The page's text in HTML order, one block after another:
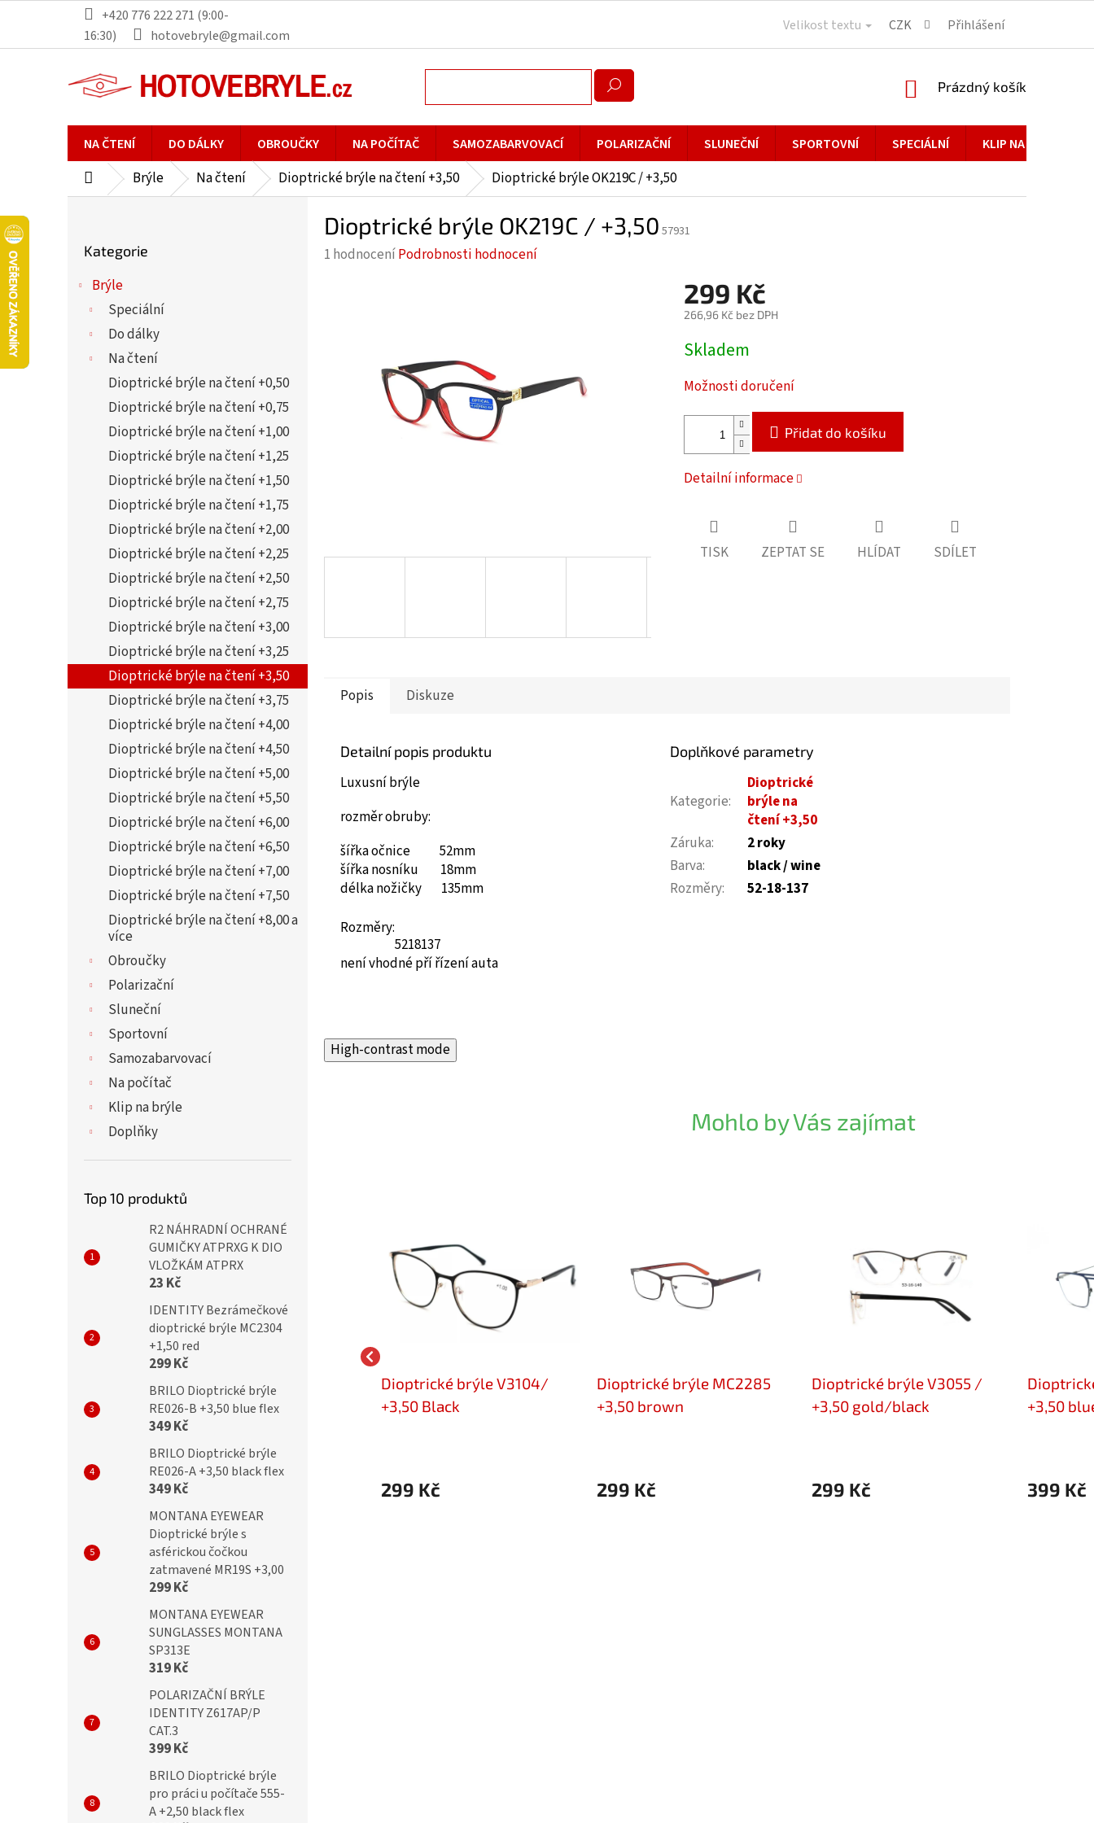
obsah
+420 776 222 271 (9:00-
16:30)
hotovebryle@gmail.com
Velikost textu CZK Přihlášení
NÁKUPNÍ
Prázdný košík
NA ČTENÍ DO DÁLKY OBROUČKY NA POČÍTAČ SAMOZABARVOVACÍ POLARIZAČNÍ SLUNEČNÍ SPORTOVNÍ SPECIÁLNÍ KLIP NA BRÝLE
DomůBrýle Na čtení Dioptrické brýle na čtení +3,50 Dioptrické brýle OK219C / +3,50
kategorie
Kategorie
Brýle
Speciální
Do dálky
Na čtení
Dioptrické brýle na čtení +0,50
Dioptrické brýle na čtení +0,75
Dioptrické brýle na čtení +1,00
Dioptrické brýle na čtení +1,25
Dioptrické brýle na čtení +1,50
Dioptrické brýle na čtení +1,75
Dioptrické brýle na čtení +2,00
Dioptrické brýle na čtení +2,25
Dioptrické brýle na čtení +2,50
Dioptrické brýle na čtení +2,75
Dioptrické brýle na čtení +3,00
Dioptrické brýle na čtení +3,25
Dioptrické brýle na čtení +3,50
Dioptrické brýle na čtení +3,75
Dioptrické brýle na čtení +4,00
Dioptrické brýle na čtení +4,50
Dioptrické brýle na čtení +5,00
Dioptrické brýle na čtení +5,50
Dioptrické brýle na čtení +6,00
Dioptrické brýle na čtení +6,50
Dioptrické brýle na čtení +7,00
Dioptrické brýle na čtení +7,50
Dioptrické brýle na čtení +8,00 a
více
Obroučky
Polarizační
Sluneční
Sportovní
Samozabarvovací
Na počítač
Klip na brýle
Doplňky
Top 10 produktů
R2 NÁHRADNÍ OCHRANÉ
GUMIČKY ATPRXG K DIO
VLOŽKÁM ATPRX
23 Kč
IDENTITY Bezrámečkové
dioptrické brýle MC2304
+1,50 red
299 Kč
BRILO Dioptrické brýle
RE026-B +3,50 blue flex
349 Kč
BRILO Dioptrické brýle
RE026-A +3,50 black flex
349 Kč
MONTANA EYEWEAR
Dioptrické brýle s
asférickou čočkou
zatmavené MR19S +3,00
299 Kč
MONTANA EYEWEAR
SUNGLASSES MONTANA
SP313E
319 Kč
POLARIZAČNÍ BRÝLE
IDENTITY Z617AP/P
CAT.3
399 Kč
BRILO Dioptrické brýle
pro práci u počítače 555-
A +2,50 black flex
Dioptrické brýle OK219C / +3,50 57931
Průměrné
hvězdiček.
1 hodnoceníPodrobnosti hodnocení
299 Kč
266,96 Kč bez DPH
Měrná
cena:
Skladem
Možnosti doručení
Přidat do košíku
Detailní informace
TISK ZEPTAT SE HLÍDAT SDÍLET
Popis Diskuze
Detailní popis produktu
Luxusní brýle
rozměr obruby:
šířka očnice 52mm
šířka nosníku 18mm
délka nožičky 135mm
Rozměry:
5218137
není vhodné pří řízení auta
Doplňkové parametry
Kategorie:
Dioptrické
brýle na
čtení +3,50
Záruka:
2 roky
Barva:
black / wine
Rozměry: 52-18-137
High-contrast mode
Mohlo by Vás zajímat
Dioptrické brýle LVRM +3,50
299 Kč
Dioptrické brýle V3104/
+3,50 Black
299 Kč
Dioptrické brýle MC2285
+3,50 brown
299 Kč
Dioptrické brýle V3055 /
+3,50 gold/black
299 Kč
+3,50
399 Kč